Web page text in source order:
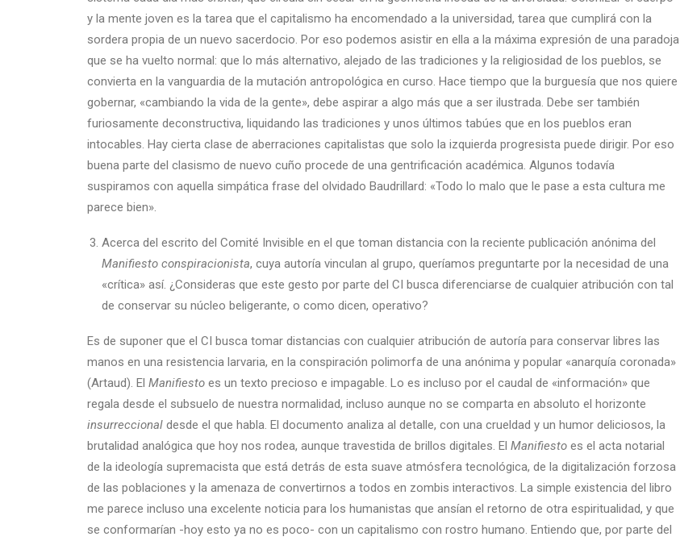
y la mente joven es la tarea que el capitalismo ha encomendado a la universidad, tarea que cumplirá con la
sordera propia de un nuevo sacerdocio. Por eso podemos asistir en ella a la máxima expresión de una paradoja
que se ha vuelto normal: que lo más alternativo, alejado de las tradiciones y la religiosidad de los pueblos, se
convierta en la vanguardia de la mutación antropológica en curso. Hace tiempo que la burguesía que nos quiere
gobernar, «cambiando la vida de la gente», debe aspirar a algo más que a ser ilustrada. Debe ser también
furiosamente deconstructiva, liquidando las tradiciones y unos últimos tabúes que en los pueblos eran
intocables. Hay cierta clase de aberraciones capitalistas que solo la izquierda progresista puede dirigir. Por eso
buena parte del clasismo de nuevo cuño procede de una gentrificación académica. Algunos todavía
suspiramos con aquella simpática frase del olvidado Baudrillard: «Todo lo malo que le pase a esta cultura me
parece bien».
Acerca del escrito del Comité Invisible en el que toman distancia con la reciente publicación anónima del
Manifiesto conspiracionista, cuya autoría vinculan al grupo, queríamos preguntarte por la necesidad de una
«crítica» así. ¿Consideras que este gesto por parte del CI busca diferenciarse de cualquier atribución con tal
de conservar su núcleo beligerante, o como dicen, operativo?
Es de suponer que el CI busca tomar distancias con cualquier atribución de autoría para conservar libres las
manos en una resistencia larvaria, en la conspiración polimorfa de una anónima y popular «anarquía coronada»
(Artaud). El Manifiesto es un texto precioso e impagable. Lo es incluso por el caudal de «información» que
regala desde el subsuelo de nuestra normalidad, incluso aunque no se comparta en absoluto el horizonte
insurreccional desde el que habla. El documento analiza al detalle, con una crueldad y un humor deliciosos, la
brutalidad analógica que hoy nos rodea, aunque travestida de brillos digitales. El Manifiesto es el acta notarial
de la ideología supremacista que está detrás de esta suave atmósfera tecnológica, de la digitalización forzosa
de las poblaciones y la amenaza de convertirnos a todos en zombis interactivos. La simple existencia del libro
me parece incluso una excelente noticia para los humanistas que ansían el retorno de otra espiritualidad, y que
se conformarían -hoy esto ya no es poco- con un capitalismo con rostro humano. Entiendo que, por parte del